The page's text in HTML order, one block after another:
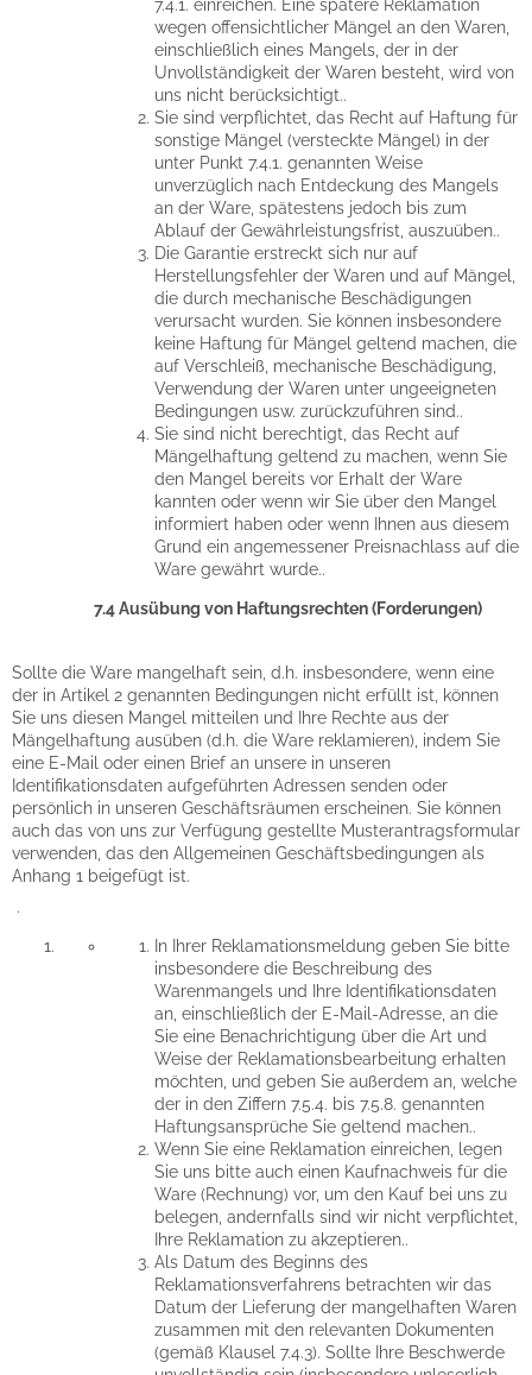
7.4.1. einreichen. Eine spätere Reklamation
wegen offensichtlicher Mängel an den Waren,
einschließlich eines Mangels, der in der
Unvollständigkeit der Waren besteht, wird von
uns nicht berücksichtigt..
Sie sind verpflichtet, das Recht auf Haftung für
sonstige Mängel (versteckte Mängel) in der
unter Punkt 7.4.1. genannten Weise
unverzüglich nach Entdeckung des Mangels
an der Ware, spätestens jedoch bis zum
Ablauf der Gewährleistungsfrist, auszuüben..
Die Garantie erstreckt sich nur auf
Herstellungsfehler der Waren und auf Mängel,
die durch mechanische Beschädigungen
verursacht wurden. Sie können insbesondere
keine Haftung für Mängel geltend machen, die
auf Verschleiß, mechanische Beschädigung,
Verwendung der Waren unter ungeeigneten
Bedingungen usw. zurückzuführen sind..
Sie sind nicht berechtigt, das Recht auf
Mängelhaftung geltend zu machen, wenn Sie
den Mangel bereits vor Erhalt der Ware
kannten oder wenn wir Sie über den Mangel
informiert haben oder wenn Ihnen aus diesem
Grund ein angemessener Preisnachlass auf die
Ware gewährt wurde..
7.4 Ausübung von Haftungsrechten (Forderungen)
Sollte die Ware mangelhaft sein, d.h. insbesondere, wenn eine
der in Artikel 2 genannten Bedingungen nicht erfüllt ist, können
Sie uns diesen Mangel mitteilen und Ihre Rechte aus der
Mängelhaftung ausüben (d.h. die Ware reklamieren), indem Sie
eine E-Mail oder einen Brief an unsere in unseren
Identifikationsdaten aufgeführten Adressen senden oder
persönlich in unseren Geschäftsräumen erscheinen. Sie können
auch das von uns zur Verfügung gestellte Musterantragsformular
verwenden, das den Allgemeinen Geschäftsbedingungen als
Anhang 1 beigefügt ist.
.
In Ihrer Reklamationsmeldung geben Sie bitte
insbesondere die Beschreibung des
Warenmangels und Ihre Identifikationsdaten
an, einschließlich der E-Mail-Adresse, an die
Sie eine Benachrichtigung über die Art und
Weise der Reklamationsbearbeitung erhalten
möchten, und geben Sie außerdem an, welche
der in den Ziffern 7.5.4. bis 7.5.8. genannten
Haftungsansprüche Sie geltend machen..
Wenn Sie eine Reklamation einreichen, legen
Sie uns bitte auch einen Kaufnachweis für die
Ware (Rechnung) vor, um den Kauf bei uns zu
belegen, andernfalls sind wir nicht verpflichtet,
Ihre Reklamation zu akzeptieren..
Als Datum des Beginns des
Reklamationsverfahrens betrachten wir das
Datum der Lieferung der mangelhaften Waren
zusammen mit den relevanten Dokumenten
(gemäß Klausel 7.4.3). Sollte Ihre Beschwerde